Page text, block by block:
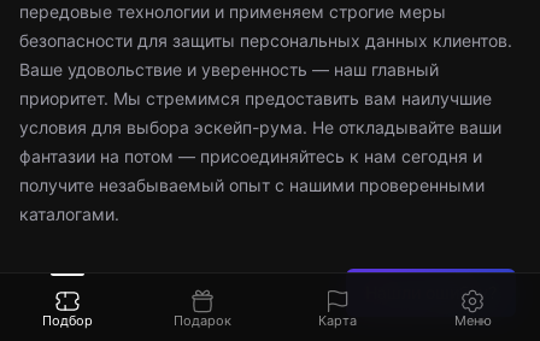
передовые технологии и применяем строгие меры
безопасности для защиты персональных данных клиентов.
Ваше удовольствие и уверенность — наш главный
приоритет. Мы стремимся предоставить вам наилучшие
условия для выбора эскейп-рума. Не откладывайте ваши
фантазии на потом — присоединяйтесь к нам сегодня и
получите незабываемый опыт с нашими проверенными
каталогами.
Нашли ошибку?
Подбор Подарок Карта Меню